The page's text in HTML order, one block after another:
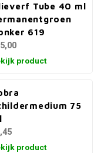
Tube 40 ml
619
product
75
product